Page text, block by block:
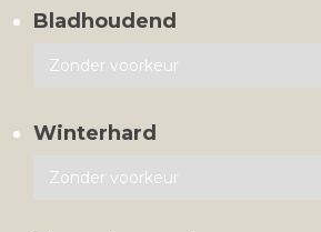
Bladhoudend
Winterhard